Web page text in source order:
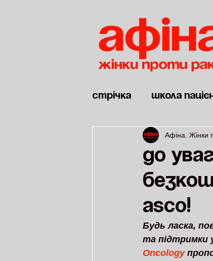
Стрічка Школа
Новини Дві війни
До
ASCO!
Афіна. Жінки
Будь ласка,
та підтримки
Oncology